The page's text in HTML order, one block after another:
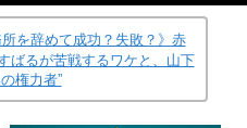
所を辞めて成功？失敗？》赤
ばるが苦戦するワケと、山下
権力者”